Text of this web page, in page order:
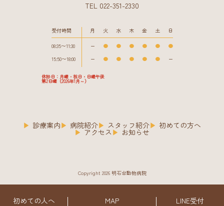
初めての人へ MAP LINE受付
TEL 022-351-2330
受付時間 月 火 水 木 金 土 日
08:35〜11:30 ー ● ● ● ● ●
●
15:50〜18:00
ー ● ● ● ● ● ー
休診日：月曜・祝日・日曜午後
第2日曜（2026年1月～）
診療案内 病院紹介 スタッフ紹介 初めての方へ
アクセス お知らせ
Copyright 2026 明石台動物病院